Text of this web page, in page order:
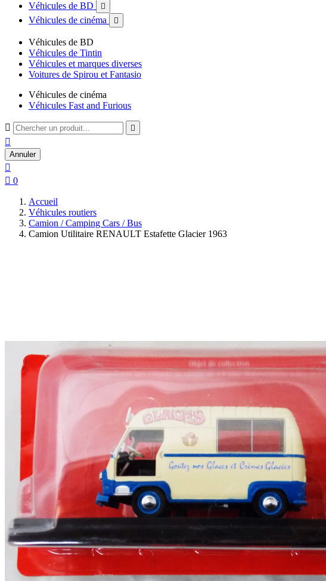
Véhicules de BD

Véhicules de cinéma 
Véhicules de BD
Véhicules de Tintin
Véhicules et marques diverses
Voitures de Spirou et Fantasio
Véhicules de cinéma
Véhicules Fast and Furious
 

Annuler

 0
Accueil
Véhicules routiers
Camion / Camping Cars / Bus
Camion Utilitaire RENAULT Estafette Glacier 1963